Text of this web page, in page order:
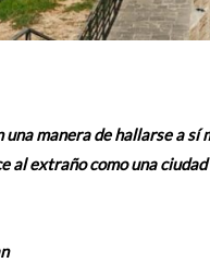
una manera de hallarse a sí
al extraño como una